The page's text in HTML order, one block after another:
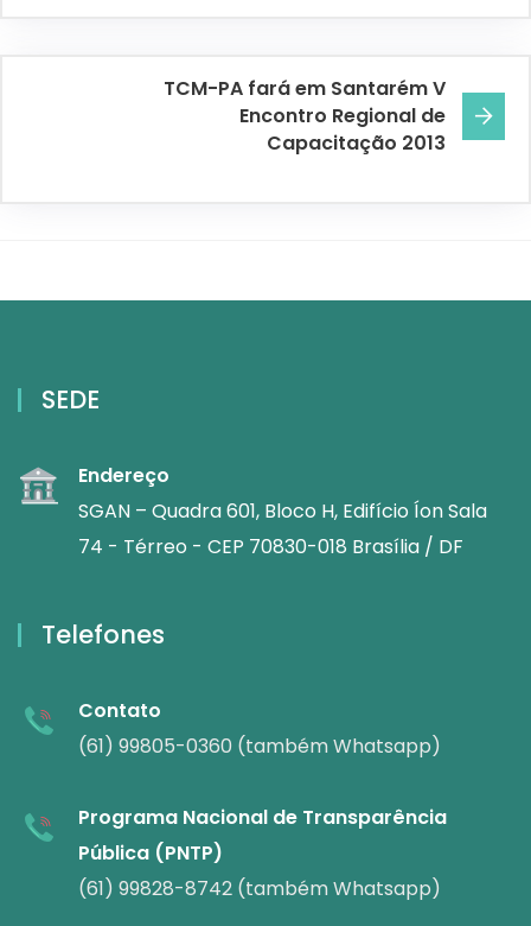
TCM-PA fará em Santarém V
Encontro Regional de
Capacitação 2013
SEDE
Endereço
SGAN – Quadra 601, Bloco H, Edifício Íon Sala
74 - Térreo - CEP 70830-018 Brasília / DF
Telefones
Contato
(61) 99805-0360 (também Whatsapp)
Programa Nacional de Transparência
Pública (PNTP)
(61) 99828-8742 (também Whatsapp)